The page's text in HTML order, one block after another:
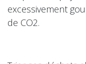
excessivement
de CO2.